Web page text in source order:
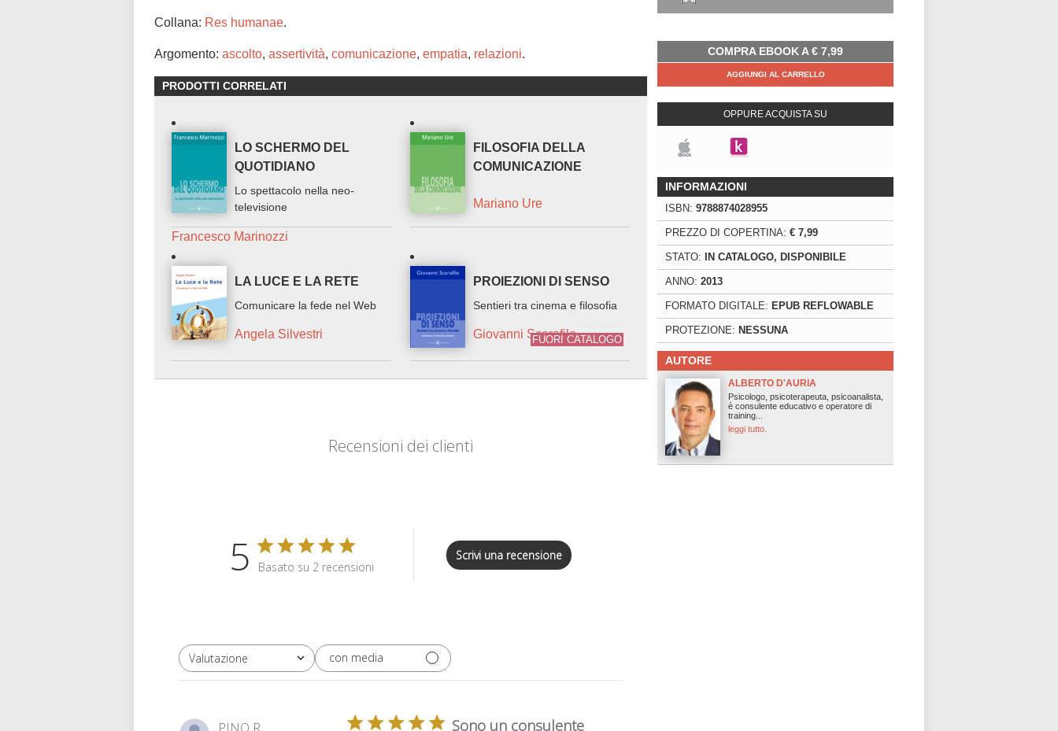
COMPRA EBOOK A€ 7,99
AGGIUNGI AL CARRELLO
OPPURE ACQUISTA SU
INFORMAZIONI
ISBN: 9788874028955
PREZZO DI COPERTINA: € 7,99
STATO: IN CATALOGO, DISPONIBILE
ANNO: 2013
FORMATO DIGITALE: EPUB REFLOWABLE
PROTEZIONE: NESSUNA
AUTORE
ALBERTO D'AURIA
Psicologo, psicoterapeuta, psicoanalista,
è consulente educativo e operatore di
training...
leggi tutto.
Collana: Res humanae.
Argomento: ascolto, assertività, comunicazione, empatia, relazioni.
PRODOTTI CORRELATI
LO SCHERMO DEL
QUOTIDIANO
Lo spettacolo nella neo-
televisione
Francesco Marinozzi
FILOSOFIA DELLA
COMUNICAZIONE
Mariano Ure
LA LUCE E LA RETE
Comunicare la fede nel Web
Angela Silvestri
PROIEZIONI DI SENSO
Sentieri tra cinema e filosofia
Giovanni ScarafileFUORI CATALOGO
Recensioni dei clienti
5 Basato su 2 recensioni
Scrivi una recensione
Valutazione
Tutte le valutazioni con media
Sono un consulente